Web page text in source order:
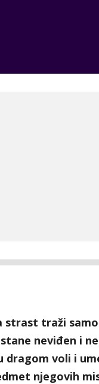
strast traži
neviđen i
dragom voli i
njegovih